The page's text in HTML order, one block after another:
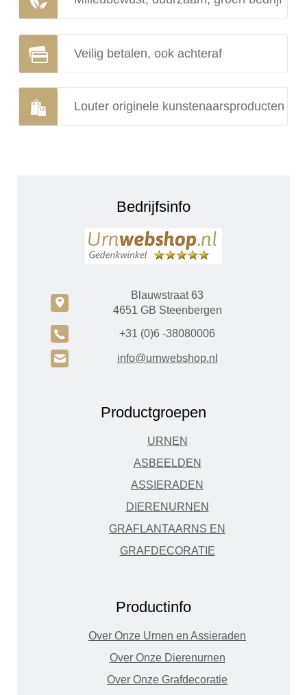
Veilig betalen, ook achteraf
Louter originele kunstenaarsproducten
Bedrijfsinfo
c
Blauwstraat 63
4651 GB Steenbergen
A +31 (0)6 -38080006
H info@urnwebshop.nl
Productgroepen
URNEN
ASBEELDEN
ASSIERADEN
DIERENURNEN
GRAFLANTAARNS EN
GRAFDECORATIE
Productinfo
Over Onze Urnen en Assieraden
Over Onze Dierenurnen
Over Onze Grafdecoratie